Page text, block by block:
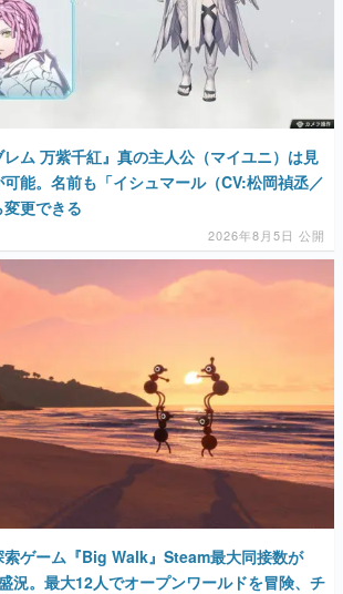
レム 万紫千紅』真の主人公（マイユニ）は見
能。名前も「イシュマール（CV:松岡禎丞／
更できる
2026年8月5日 公開
ゲーム『Big Walk』Steam最大同接数が
況。最大12人でオープンワールドを冒険、チ